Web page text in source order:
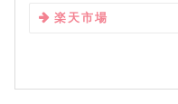
楽天市場